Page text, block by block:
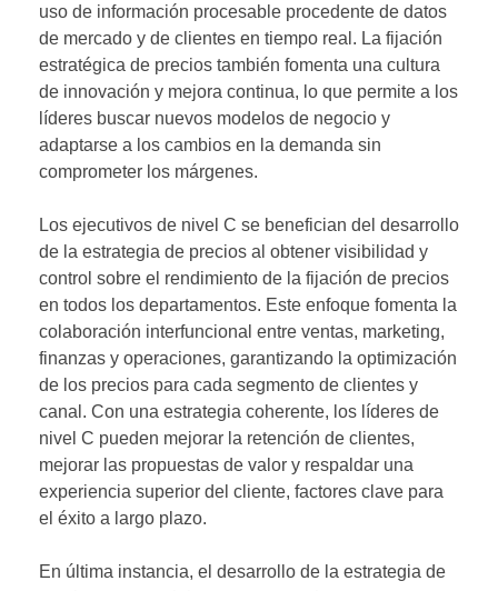
uso de información procesable procedente de datos
de mercado y de clientes en tiempo real. La fijación
estratégica de precios también fomenta una cultura
de innovación y mejora continua, lo que permite a los
líderes buscar nuevos modelos de negocio y
adaptarse a los cambios en la demanda sin
comprometer los márgenes.
Los ejecutivos de nivel C se benefician del desarrollo
de la estrategia de precios al obtener visibilidad y
control sobre el rendimiento de la fijación de precios
en todos los departamentos. Este enfoque fomenta la
colaboración interfuncional entre ventas, marketing,
finanzas y operaciones, garantizando la optimización
de los precios para cada segmento de clientes y
canal. Con una estrategia coherente, los líderes de
nivel C pueden mejorar la retención de clientes,
mejorar las propuestas de valor y respaldar una
experiencia superior del cliente, factores clave para
el éxito a largo plazo.
En última instancia, el desarrollo de la estrategia de